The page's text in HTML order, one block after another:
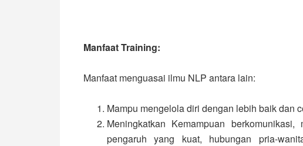
Manfaat Training:
Manfaat menguasai ilmu NLP antara lain:
Mampu mengelola diri dengan lebih baik dan
Meningkatkan Kemampuan
pengaruh yang kuat, hubungan pria-